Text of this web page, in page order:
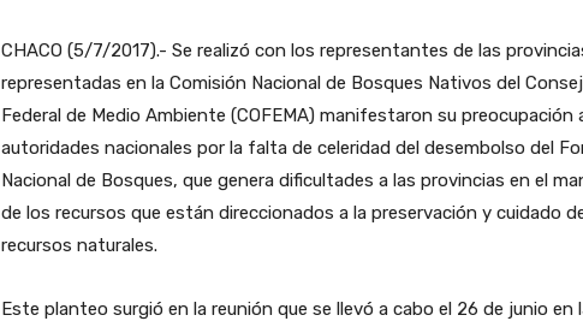
CHACO (5/7/2017).- Se realizó con los representantes de las
representadas en la Comisión Nacional de Bosques Nativos del
Federal de Medio Ambiente (COFEMA) manifestaron su preocupación
autoridades nacionales por la falta de celeridad del desembolso del
Nacional de Bosques, que genera dificultades a las provincias en el
de los recursos que están direccionados a la preservación y cuidado
recursos naturales.
Este planteo surgió en la reunión que se llevó a cabo el 26 de junio en